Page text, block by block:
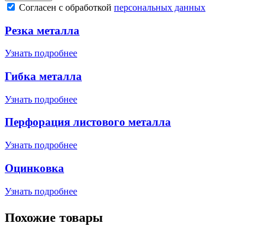
Согласен с обработкой персональных данных
Резка металла
Узнать подробнее
Гибка металла
Узнать подробнее
Перфорация листового металла
Узнать подробнее
Оцинковка
Узнать подробнее
Похожие товары